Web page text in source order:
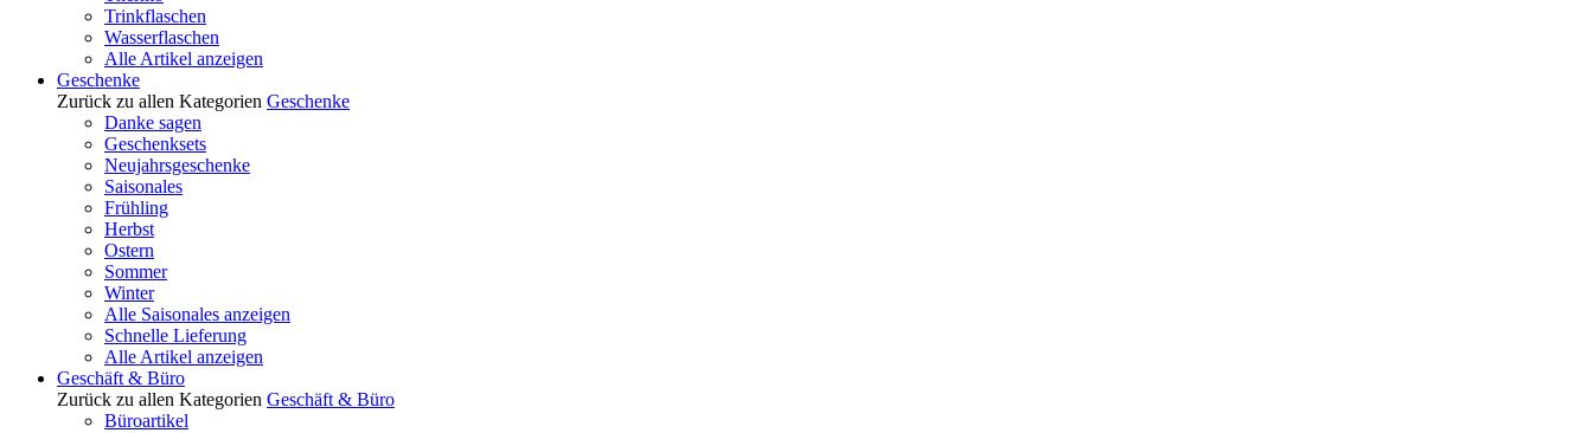
Trinkflaschen
Wasserflaschen
Alle Artikel anzeigen
Geschenke
Zurück zu allen Kategorien Geschenke
Danke sagen
Geschenksets
Neujahrsgeschenke
Saisonales
Frühling
Herbst
Ostern
Sommer
Winter
Alle Saisonales anzeigen
Schnelle Lieferung
Alle Artikel anzeigen
Geschäft & Büro
Zurück zu allen Kategorien Geschäft & Büro
Büroartikel